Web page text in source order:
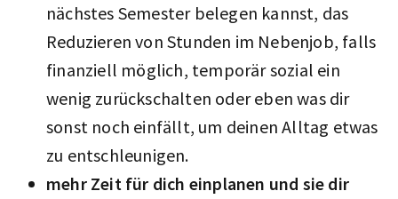
nächstes Semester belegen kannst, das
Reduzieren von Stunden im Nebenjob, falls
finanziell möglich, temporär sozial ein
wenig zurückschalten oder eben was dir
sonst noch einfällt, um deinen Alltag etwas
zu entschleunigen.
mehr Zeit für dich einplanen und sie dir